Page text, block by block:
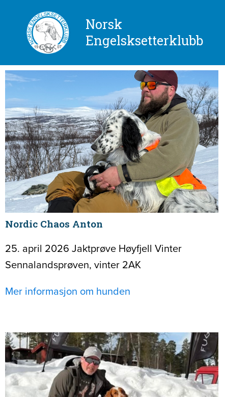
Norsk
Engelsksetterklubb
Nordic Chaos Anton
25. april 2026 Jaktprøve Høyfjell Vinter
Sennalandsprøven, vinter 2AK
Mer informasjon om hunden